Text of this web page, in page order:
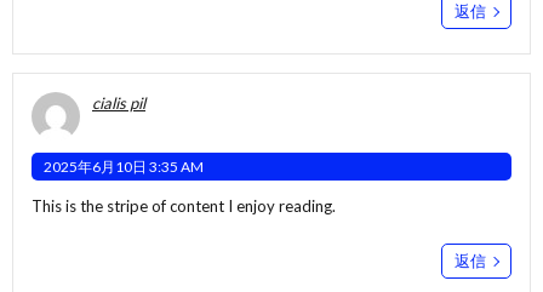
返信
cialis pil
2025年6月10日 3:35 AM
This is the stripe of content I enjoy reading.
返信